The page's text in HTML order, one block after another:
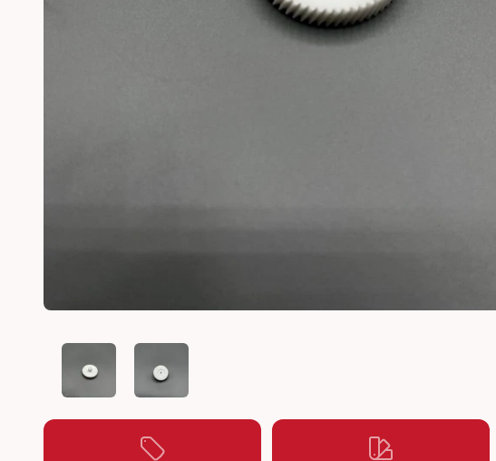
MERCEDES-BENZ MB TRAC 1300 GEAR WIPER ENGINE MOTOR
MERCEDES-BENZ MB TRAC 1300 GEAR WIPER ENGINE